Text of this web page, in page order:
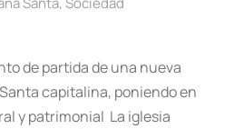
de partida de una nueva
capitalina, poniendo en
y patrimonial La iglesia